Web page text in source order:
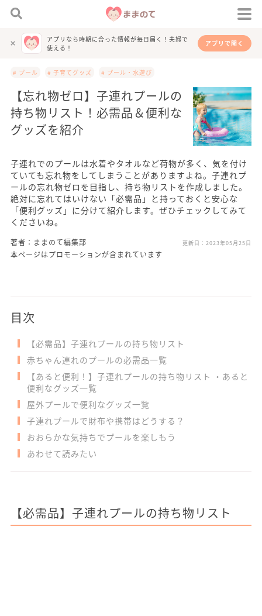
アプリなら時期に合った情報が毎日届く！夫婦で
使える！
アプリで開く
# プール # 子育てグッズ # プール・水遊び
【忘れ物ゼロ】子連れプールの
持ち物リスト！必需品＆便利な
グッズを紹介
子連れでのプールは水着やタオルなど荷物が多く、気を付け
ていても忘れ物をしてしまうことがありますよね。子連れプ
ールの忘れ物ゼロを目指し、持ち物リストを作成しました。
絶対に忘れてはいけない「必需品」と持っておくと安心な
「便利グッズ」に分けて紹介します。ぜひチェックしてみて
くださいね。
著者：ままのて編集部 更新日： 2023年05月25日
本ページはプロモーションが含まれています
目次
【必需品】子連れプールの持ち物リスト
赤ちゃん連れのプールの必需品一覧
【あると便利！】子連れプールの持ち物リスト ・あると
便利なグッズ一覧
屋外プールで便利なグッズ一覧
子連れプールで財布や携帯はどうする？
おおらかな気持ちでプールを楽しもう
あわせて読みたい
【必需品】子連れプールの持ち物リスト